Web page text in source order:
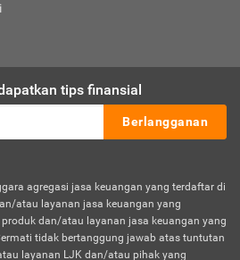
tips finansial
Berlangganan
agregasi jasa keuangan yang terdaftar di
atau layanan jasa keuangan yang
dan/atau layanan jasa keuangan yang
tidak bertanggung jawab atas tuntutan
layanan LJK dan/atau pihak yang